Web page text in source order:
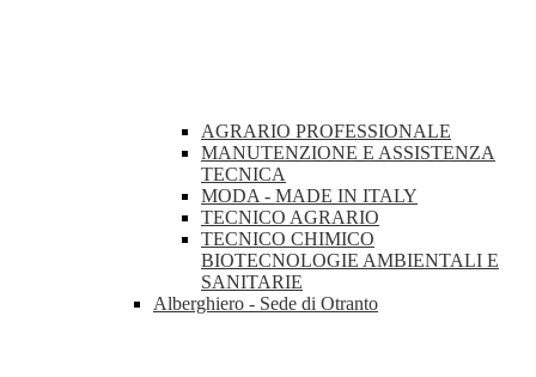
AGRARIO PROFESSIONALE
MANUTENZIONE E ASSISTENZA
TECNICA
MODA - MADE IN ITALY
TECNICO AGRARIO
TECNICO CHIMICO
BIOTECNOLOGIE AMBIENTALI E
SANITARIE
Alberghiero - Sede di Otranto